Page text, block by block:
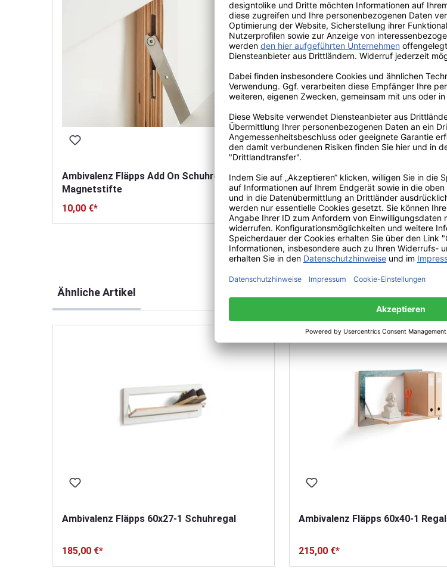
Ambivalenz Fläpps Add On Schuhregal
Magnetstifte
10,00 €*
Ähnliche Artikel
Ambivalenz Fläpps 60x27-1 Schuhregal
185,00 €*
Ambivalenz Fläpps 60x40-1 Regal
215,00 €*